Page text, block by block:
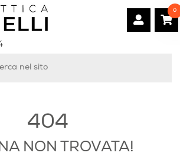
0
404
NON TROVATA!